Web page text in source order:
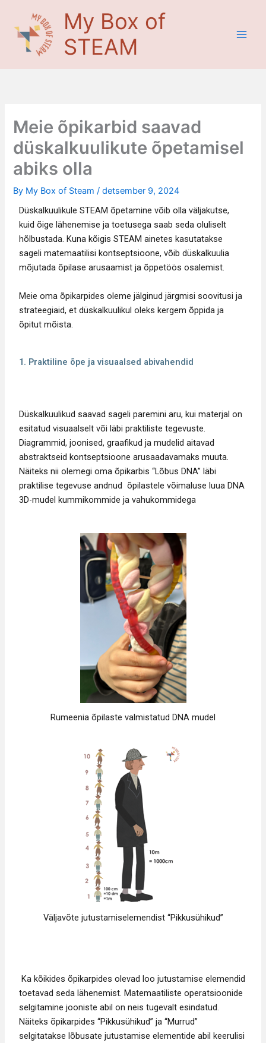
content
My Box of
STEAM
Meie õpikarbid saavad
düskalkuulikute õpetamisel
abiks olla
By My Box of Steam/detsember 9, 2024
Düskalkuulikule STEAM õpetamine võib olla väljakutse,
kuid õige lähenemise ja toetusega saab seda oluliselt
hõlbustada. Kuna kõigis STEAM ainetes kasutatakse
sageli matemaatilisi kontseptsioone, võib düskalkuulia
mõjutada õpilase arusaamist ja õppetöös osalemist.
Meie oma õpikarpides oleme jälginud järgmisi soovitusi ja
strateegiaid, et düskalkuulikul oleks kergem õppida ja
õpitut mõista.
1. Praktiline õpe ja visuaalsed abivahendid
Düskalkuulikud saavad sageli paremini aru, kui materjal on
esitatud visuaalselt või läbi praktiliste tegevuste.
Diagrammid, joonised, graafikud ja mudelid aitavad
abstraktseid kontseptsioone arusaadavamaks muuta.
Näiteks nii olemegi oma õpikarbis “Lõbus DNA” läbi
praktilise tegevuse andnud õpilastele võimaluse luua DNA
3D-mudel kummikommide ja vahukommidega
Rumeenia õpilaste valmistatud DNA mudel
Väljavõte jutustamiselemendist “Pikkusühikud”
Ka kõikides õpikarpides olevad loo jutustamise elemendid
toetavad seda lähenemist. Matemaatiliste operatsioonide
selgitamine jooniste abil on neis tugevalt esindatud.
Näiteks õpikarpides “Pikkusühikud” ja “Murrud”
selgitatakse lõbusate jutustamise elementide abil keerulisi